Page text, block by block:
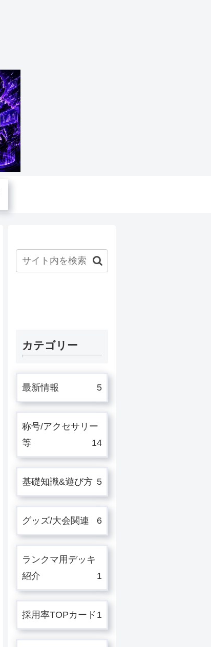
カテゴリー
最新情報 5
称号/アクセサリー
等
14
基礎知識&遊び方 5
グッズ/大会関連 6
ランクマ用デッキ
紹介
1
採用率TOPカード 1